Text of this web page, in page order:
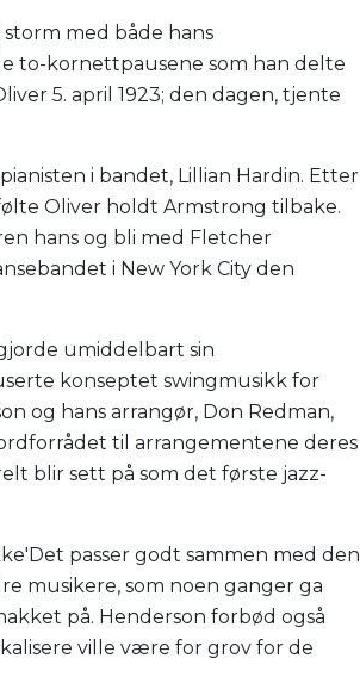
med både hans
to-kornettpausene som han delte
5. april 1923; den dagen, tjente
i bandet, Lillian Hardin. Etter
Oliver holdt Armstrong tilbake.
hans og bli med Fletcher
i New York City den
umiddelbart sin
konseptet swingmusikk for
og hans arrangør, Don Redman,
til arrangementene deres
blir sett på som det første jazz-
passer godt sammen med den
musikere, som noen ganger ga
på. Henderson forbød også
ville være for grov for de